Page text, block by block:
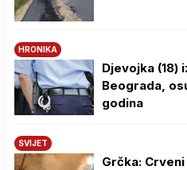
HRONIKA
Djevojka (18)
Beograda,
godina
SVIJET
Grčka: